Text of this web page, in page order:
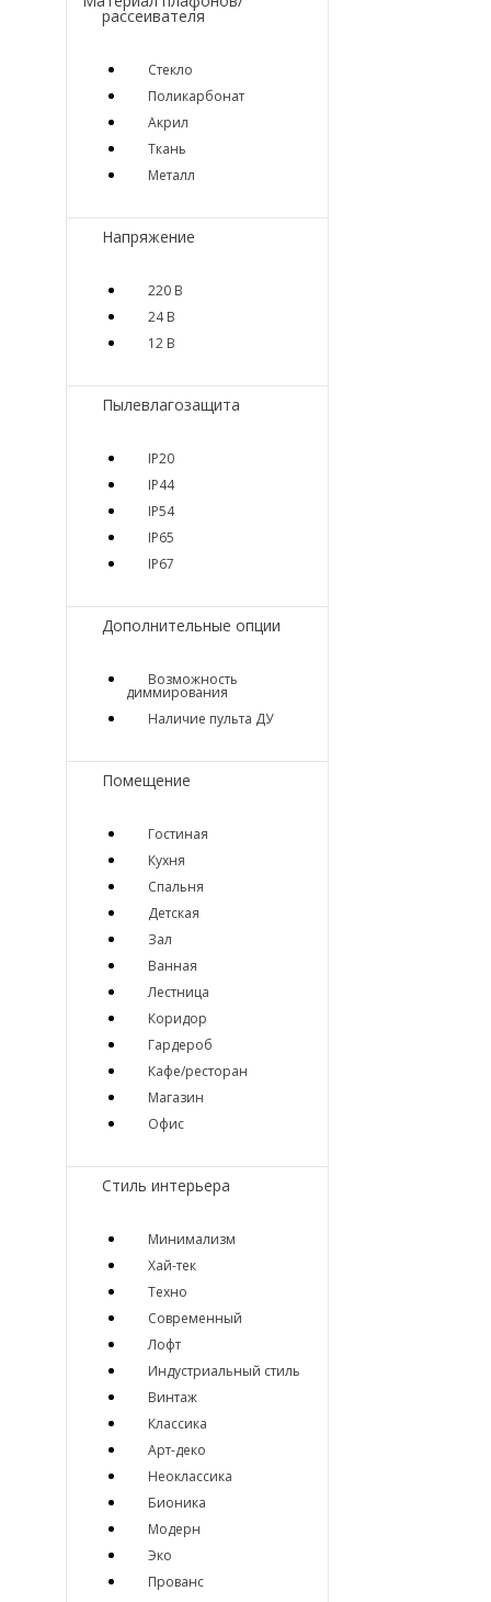
рассеивателя
Стекло
Поликарбонат
Акрил
Ткань
Металл
Напряжение
220 В
24 В
12 В
Пылевлагозащита
IP20
IP44
IP54
IP65
IP67
Дополнительные опции
Возможность
диммирования
Наличие пульта ДУ
Помещение
Гостиная
Кухня
Спальня
Детская
Зал
Ванная
Лестница
Коридор
Гардероб
Кафе/ресторан
Магазин
Офис
Стиль интерьера
Минимализм
Хай-тек
Техно
Современный
Лофт
Индустриальный стиль
Винтаж
Классика
Арт-деко
Неоклассика
Бионика
Модерн
Эко
Прованс